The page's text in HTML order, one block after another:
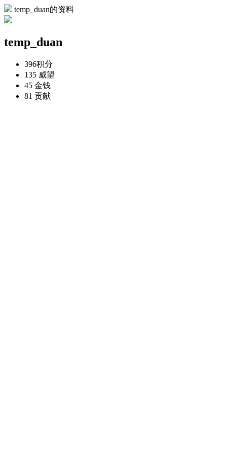
temp_duan的资料
temp_duan
396积分
135 威望
45 金钱
81 贡献